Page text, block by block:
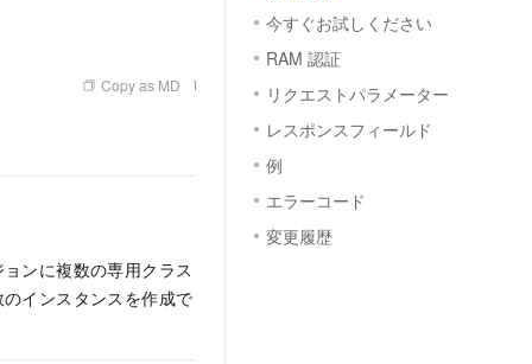
Copy as MD
ンに複数の専用クラス
インスタンスを作成で
今すぐお試しください
RAM 認証
リクエストパラメーター
レスポンスフィールド
例
エラーコード
変更履歴